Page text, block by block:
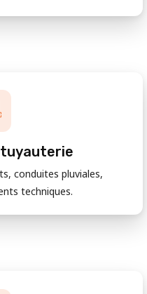
conduites pluviales,
techniques.